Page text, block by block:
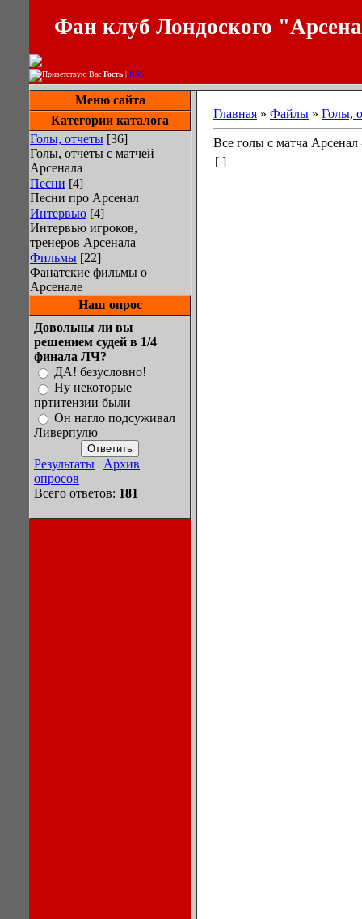
Фан клуб Лондоского
Приветствую Вас Гость | RSS
Меню сайта
Категории каталога
Голы, отчеты [36]
Голы, отчеты с матчей
Арсенала
Песни [4]
Песни про Арсенал
Интервью [4]
Интервью игроков,
тренеров Арсенала
Фильмы [22]
Фанатские фильмы о
Арсенале
Наш опрос
Довольны ли вы
решением судей в 1/4
финала ЛЧ?
ДА! безусловно!
Ну некоторые
пртитензии были
Он нагло подсуживал
Ливерпулю
Результаты | Архив
опросов
Всего ответов: 181
Главная » Файлы » Голы,
Все голы с матча
[ ]